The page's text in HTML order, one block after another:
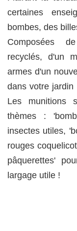
certaines
bombes, des
Composées
recyclés, d'un
armes d'un
dans votre
Les munitions
thèmes :
insectes utiles,
rouges
pâquerettes'
largage utile !